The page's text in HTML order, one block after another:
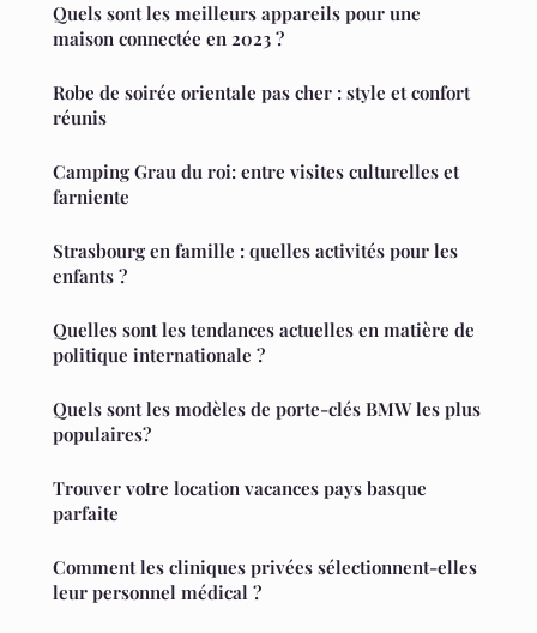
Quels sont les meilleurs appareils pour une
maison connectée en 2023 ?
Robe de soirée orientale pas cher : style et confort
réunis
Camping Grau du roi: entre visites culturelles et
farniente
Strasbourg en famille : quelles activités pour les
enfants ?
Quelles sont les tendances actuelles en matière de
politique internationale ?
Quels sont les modèles de porte-clés BMW les plus
populaires?
Trouver votre location vacances pays basque
parfaite
Comment les cliniques privées sélectionnent-elles
leur personnel médical ?